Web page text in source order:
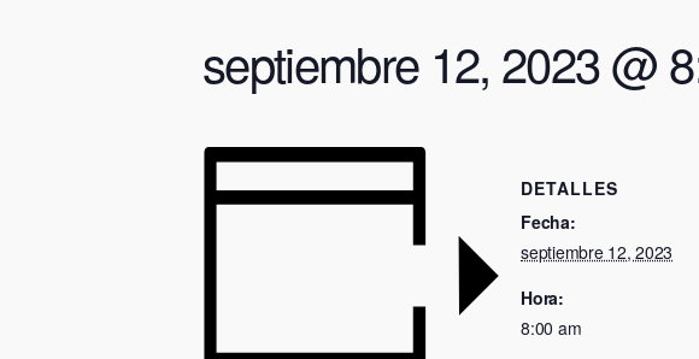
septiembre 12, 2023 @
DETALLES
Fecha:
septiembre 12, 2023
Hora:
8:00 am